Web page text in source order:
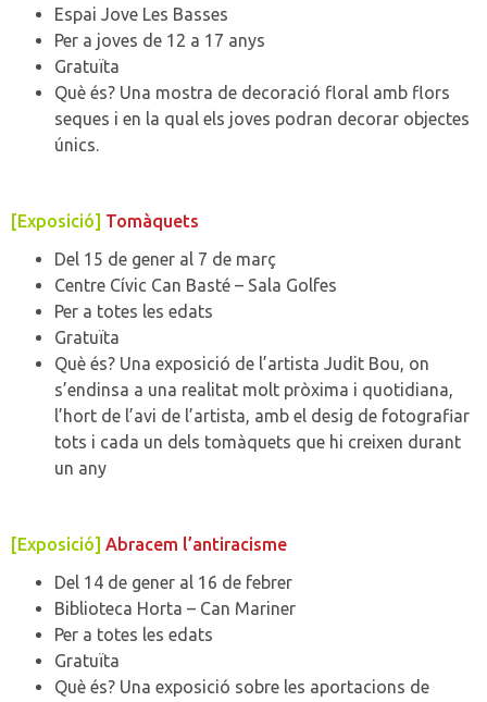
Espai Jove Les Basses
Per a joves de 12 a 17 anys
Gratuïta
Què és? Una mostra de decoració floral amb flors
seques i en la qual els joves podran decorar objectes
únics.
[Exposició] Tomàquets
Del 15 de gener al 7 de març
Centre Cívic Can Basté – Sala Golfes
Per a totes les edats
Gratuïta
Què és? Una exposició de l’artista Judit Bou, on
s’endinsa a una realitat molt pròxima i quotidiana,
l’hort de l’avi de l’artista, amb el desig de fotografiar
tots i cada un dels tomàquets que hi creixen durant
un any
[Exposició] Abracem l’antiracisme
Del 14 de gener al 16 de febrer
Biblioteca Horta – Can Mariner
Per a totes les edats
Gratuïta
Què és? Una exposició sobre les aportacions de